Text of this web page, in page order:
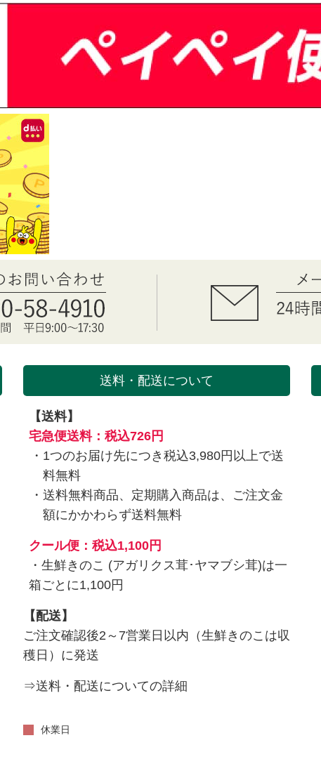
送料・配送について
【送料】
宅急便送料：税込726円
1つのお届け先につき税込3,980円以上で送
料無料
送料無料商品、定期購入商品は、ご注文金
額にかかわらず送料無料
クール便：税込1,100円
・生鮮きのこ (アガリクス茸･ヤマブシ茸)は一
箱ごとに1,100円
【配送】
ご注文確認後2～7営業日以内（生鮮きのこは収
穫日）に発送
⇒送料・配送についての詳細
休業日